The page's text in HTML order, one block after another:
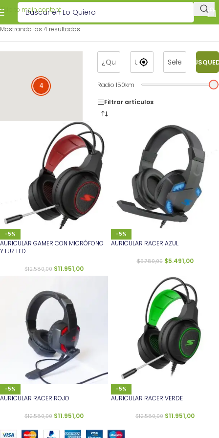
Skip to main content
Mostrando los 4 resultados
4
4 Radio150km
Filtrar artículos
-5%
AURICULAR GAMER CON MICRÓFONO
Y LUZ LED
$12.580,00 $11.951,00
-5%
AURICULAR RACER AZUL
$5.780,00 $5.491,00
-5%
AURICULAR RACER ROJO
$12.580,00 $11.951,00
-5%
AURICULAR RACER VERDE
$12.580,00 $11.951,00